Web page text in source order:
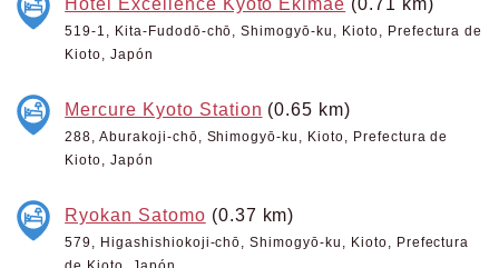
519-1, Kita-Fudodō-chō, Shimogyō-ku, Kioto, Prefectura de
Kioto, Japón
Mercure Kyoto Station (0.65 km)
288, Aburakoji-chō, Shimogyō-ku, Kioto, Prefectura de
Kioto, Japón
Ryokan Satomo (0.37 km)
579, Higashishiokoji-chō, Shimogyō-ku, Kioto, Prefectura